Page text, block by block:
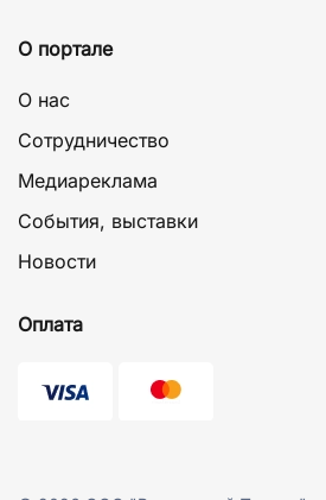
О портале
О нас
Сотрудничество
Медиареклама
События, выставки
Новости
Оплата